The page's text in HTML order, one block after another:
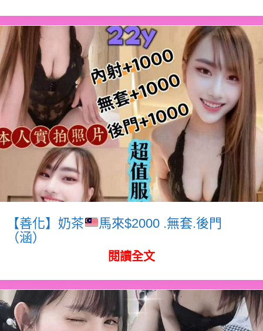
【善化】奶茶
馬來$2000 .無套.後門
（涵）
閱讀全文